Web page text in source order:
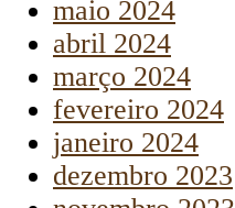
maio 2024
abril 2024
março 2024
fevereiro 2024
janeiro 2024
dezembro 2023